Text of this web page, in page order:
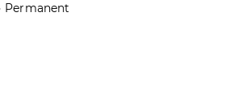
Permanent